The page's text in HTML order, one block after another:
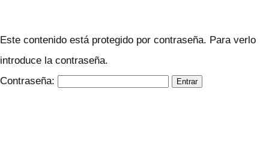
Este contenido está protegido por contraseña. Para verlo
introduce la contraseña.
Contraseña: